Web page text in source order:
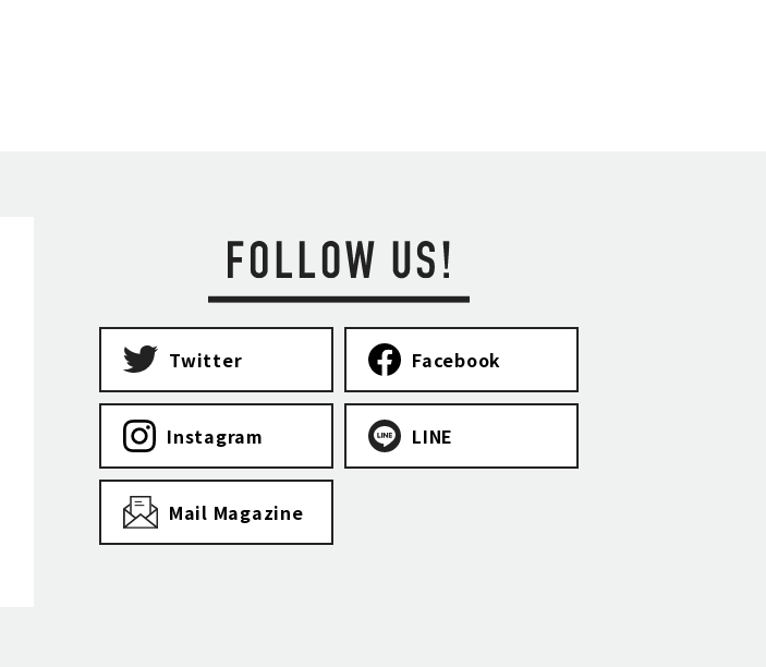
Twitter Facebook
Instagram LINE
Mail Magazine